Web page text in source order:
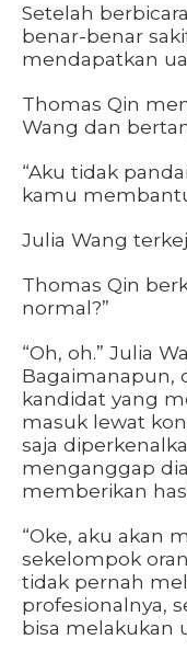
Setelah
benar-benar
mendapatkan
Thomas Qin
Wang dan
“Aku tidak
kamu
Julia Wang
Thomas Qin
normal?”
“Oh, oh.” Julia
Bagaimanapun,
kandidat yang
masuk lewat
saja
menganggap
memberikan
“Oke, aku akan
sekelompok
tidak pernah
profesionalnya,
bisa melakukan